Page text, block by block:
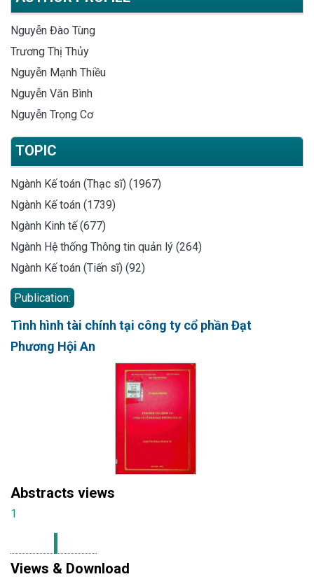
Nguyễn Đào Tùng
Trương Thị Thủy
Nguyễn Mạnh Thiều
Nguyễn Văn Bình
Nguyễn Trọng Cơ
TOPIC
Ngành Kế toán (Thạc sĩ) (1967)
Ngành Kế toán (1739)
Ngành Kinh tế (677)
Ngành Hệ thống Thông tin quản lý (264)
Ngành Kế toán (Tiến sĩ) (92)
Publication:
Tình hình tài chính tại công ty cổ phần Đạt
Phương Hội An
Abstracts views
1
Views & Download